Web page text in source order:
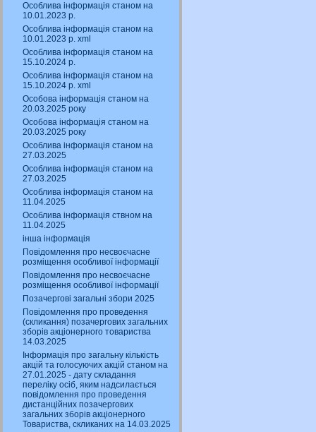
Особлива інформація станом на
10.01.2023 р.
Особлива інформація станом на
10.01.2023 р. xml
Особлива інформація станом на
15.10.2024 р.
Особлива інформація станом на
15.10.2024 р. xml
Особова інформація станом на
20.03.2025 року
Особова інформація станом на
20.03.2025 року
Особлива інформація станом на
27.03.2025
Особлива інформація станом на
27.03.2025
Особлива інформація станом на
11.04.2025
Особлива інформація ствном на
11.04.2025
інша інформація
Повідомлення про несвоєчасне
розміщення особливої інформації
Повідомлення про несвоєчасне
розміщення особливої інформації
Позачергові загальні збори 2025
Повідомлення про проведення
(скликання) позачергових загальних
зборів акціонерного товариства
14.03.2025
Інформація про загальну кількість
акцій та голосуючих акцій станом на
27.01.2025 - дату складання
переліку осіб, яким надсилається
повідомлення про проведення
дистанційних позачергових
загальних зборів акціонерного
Товариства, скликаних на 14.03.2025